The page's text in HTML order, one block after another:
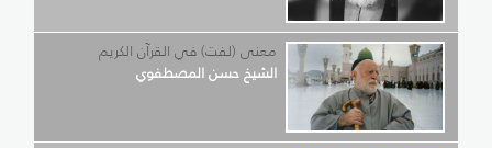
معنى (لفت) في القرآن الكريم
الشيخ حسن المصطفوي